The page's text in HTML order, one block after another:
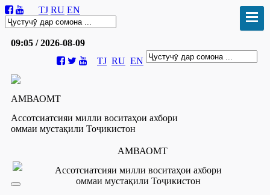
TJ RU EN
09:05 / 2026-08-09
TJ RU EN
АМВАОМТ
Ассотсиатсияи милли воситаҳои ахбори
оммаи мустақили Тоҷикистон
АМВАОМТ
Ассотсиатсияи милли воситаҳои ахбори
оммаи мустақили Тоҷикистон